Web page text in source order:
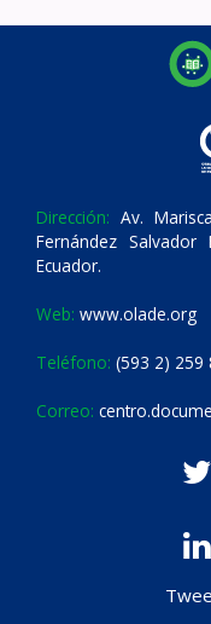
Dirección: Av.
Fernández
Ecuador.
Web: www.olade.org
Teléfono: (593 2) 259
Correo: